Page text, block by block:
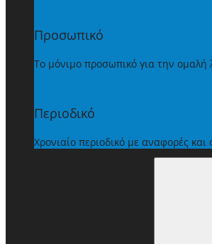
Προσωπικό
Το μόνιμο προσωπικό για την ομαλή
Περιοδικό
Χρονιαίο περιοδικό με αναφορές